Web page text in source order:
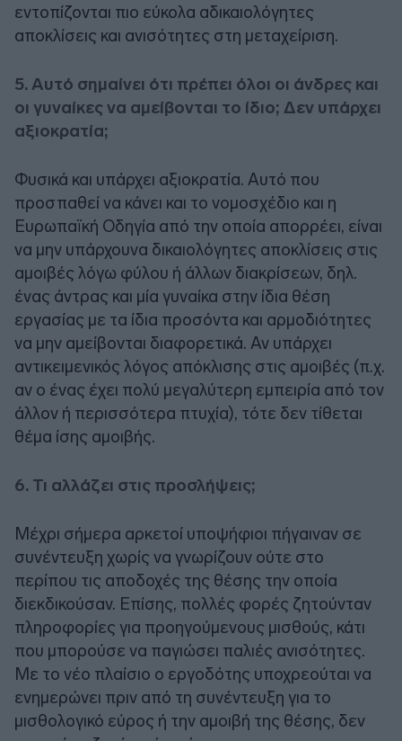
εντοπίζονται πιο εύκολα αδικαιολόγητες
αποκλίσεις και ανισότητες στη μεταχείριση.
5. Αυτό σημαίνει ότι πρέπει όλοι οι άνδρες και
οι γυναίκες να αμείβονται το ίδιο; Δεν υπάρχει
αξιοκρατία;
Φυσικά και υπάρχει αξιοκρατία. Αυτό που
προσπαθεί να κάνει και το νομοσχέδιο και η
Ευρωπαϊκή Οδηγία από την οποία απορρέει, είναι
να μην υπάρχουνα δικαιολόγητες αποκλίσεις στις
αμοιβές λόγω φύλου ή άλλων διακρίσεων, δηλ.
ένας άντρας και μία γυναίκα στην ίδια θέση
εργασίας με τα ίδια προσόντα και αρμοδιότητες
να μην αμείβονται διαφορετικά. Αν υπάρχει
αντικειμενικός λόγος απόκλισης στις αμοιβές (π.χ.
αν ο ένας έχει πολύ μεγαλύτερη εμπειρία από τον
άλλον ή περισσότερα πτυχία), τότε δεν τίθεται
θέμα ίσης αμοιβής.
6. Τι αλλάζει στις προσλήψεις;
Μέχρι σήμερα αρκετοί υποψήφιοι πήγαιναν σε
συνέντευξη χωρίς να γνωρίζουν ούτε στο
περίπου τις αποδοχές της θέσης την οποία
διεκδικούσαν. Επίσης, πολλές φορές ζητούνταν
πληροφορίες για προηγούμενους μισθούς, κάτι
που μπορούσε να παγιώσει παλιές ανισότητες.
Με το νέο πλαίσιο ο εργοδότης υποχρεούται να
ενημερώνει πριν από τη συνέντευξη για το
μισθολογικό εύρος ή την αμοιβή της θέσης, δεν